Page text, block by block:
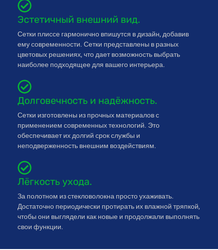
Эстетичный внешний вид.
Сетки плиссе гармонично впишутся в дизайн, добавив
ему современности. Сетки представлены в разных
цветовых решениях, что дает возможность выбрать
наиболее подходящее для вашего интерьера.
Долговечность и надёжность.
Сетки изготовлены из прочных материалов с
применением современных технологий. Это
обеспечивает их долгий срок службы и
неподверженность внешним воздействиям.
Лёгкость ухода.
За полотном из стекловолокна просто ухаживать.
Достаточно периодически протирать их влажной тряпкой,
чтобы они выглядели как новые и продолжали выполнять
свои функции.